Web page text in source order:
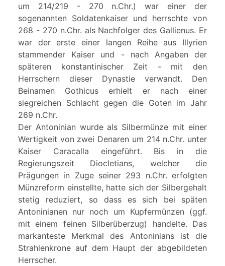
um 214/219 - 270 n.Chr.) war einer der
sogenannten Soldatenkaiser und herrschte von
268 - 270 n.Chr. als Nachfolger des Gallienus. Er
war der erste einer langen Reihe aus Illyrien
stammender Kaiser und - nach Angaben der
späteren konstantinischer Zeit - mit den
Herrschern dieser Dynastie verwandt. Den
Beinamen Gothicus erhielt er nach einer
siegreichen Schlacht gegen die Goten im Jahr
269 n.Chr.
Der Antoninian wurde als Silbermünze mit einer
Wertigkeit von zwei Denaren um 214 n.Chr. unter
Kaiser Caracalla eingeführt. Bis in die
Regierungszeit Diocletians, welcher die
Prägungen in Zuge seiner 293 n.Chr. erfolgten
Münzreform einstellte, hatte sich der Silbergehalt
stetig reduziert, so dass es sich bei späten
Antoninianen nur noch um Kupfermünzen (ggf.
mit einem feinen Silberüberzug) handelte. Das
markanteste Merkmal des Antoninians ist die
Strahlenkrone auf dem Haupt der abgebildeten
Herrscher.